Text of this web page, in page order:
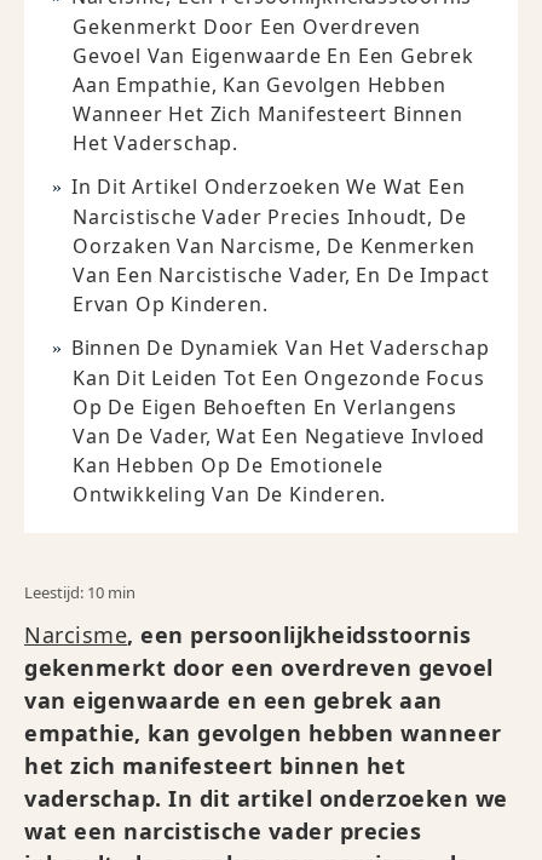
Gekenmerkt Door Een Overdreven
Gevoel Van Eigenwaarde En Een Gebrek
Aan Empathie, Kan Gevolgen Hebben
Wanneer Het Zich Manifesteert Binnen
Het Vaderschap.
In Dit Artikel Onderzoeken We Wat Een
Narcistische Vader Precies Inhoudt, De
Oorzaken Van Narcisme, De Kenmerken
Van Een Narcistische Vader, En De Impact
Ervan Op Kinderen.
Binnen De Dynamiek Van Het Vaderschap
Kan Dit Leiden Tot Een Ongezonde Focus
Op De Eigen Behoeften En Verlangens
Van De Vader, Wat Een Negatieve Invloed
Kan Hebben Op De Emotionele
Ontwikkeling Van De Kinderen.
Leestijd: 10 min
Narcisme, een persoonlijkheidsstoornis
gekenmerkt door een overdreven gevoel
van eigenwaarde en een gebrek aan
empathie, kan gevolgen hebben wanneer
het zich manifesteert binnen het
vaderschap. In dit artikel onderzoeken we
wat een narcistische vader precies